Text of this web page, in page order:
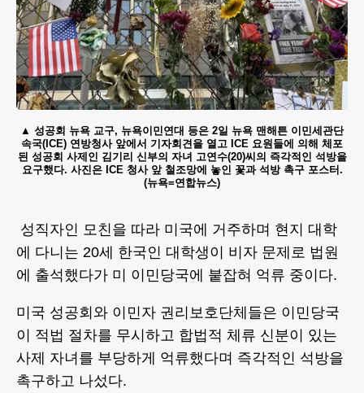
성공회 뉴욕 교구, 뉴욕이민연대 등은 2일 뉴욕 맨해튼 이민세관단
속국(ICE) 연방청사 앞에서 기자회견을 열고 ICE 요원들에 의해 체포
된 성공회 사제인 김기리 신부의 자녀 고연수(20)씨의 즉각적인 석방을
요구했다. 사진은 ICE 청사 앞 철조망에 놓인 꽃과 석방 촉구 포스터.
(뉴욕=연합뉴스)
성직자인 모친을 따라 미국에 거주하며 현지 대학
에 다니는 20세 한국인 대학생이 비자 문제로 법원
에 출석했다가 미 이민당국에 붙잡혀 억류 중이다.
미국 성공회와 이민자 권리보호단체들은 이민당국
이 적법 절차를 무시하고 합법적 체류 신분이 있는
사제 자녀를 부당하게 억류했다며 즉각적인 석방을
촉구하고 나섰다.